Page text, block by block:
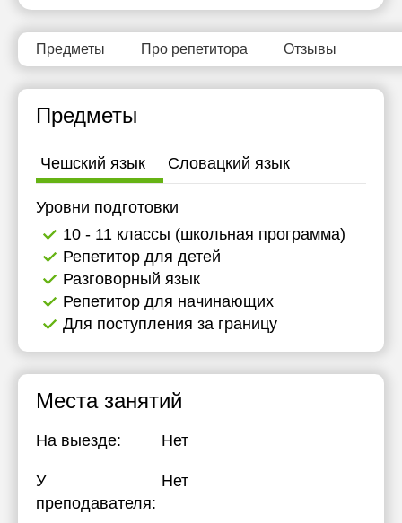
Предметы Про репетитора Отзывы
Предметы
Чешский язык Словацкий язык
Уровни подготовки
10 - 11 классы (школьная программа)
Репетитор для детей
Разговорный язык
Репетитор для начинающих
Для поступления за границу
Места занятий
На выезде: Нет
У
преподавателя:
Нет
13:00
13:30
14:30
15:30
16:00
16:30
17:00
17:30
18:00
20:00